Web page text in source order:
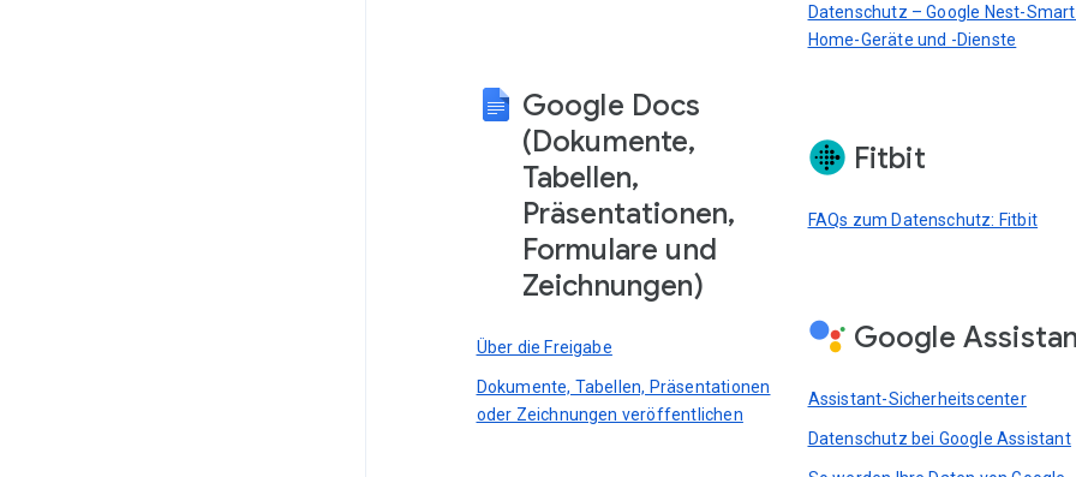
Google Docs
(Dokumente,
Tabellen,
Präsentationen,
Formulare und
Zeichnungen)
Über die Freigabe
Dokumente, Tabellen, Präsentationen
oder Zeichnungen veröffentlichen
Datenschutz – Google Nest-
Home-Geräte und -Dienste
Fitbit
FAQs zum Datenschutz: Fitbit
Google
Assistant-Sicherheitscenter
Datenschutz bei Google Assistant